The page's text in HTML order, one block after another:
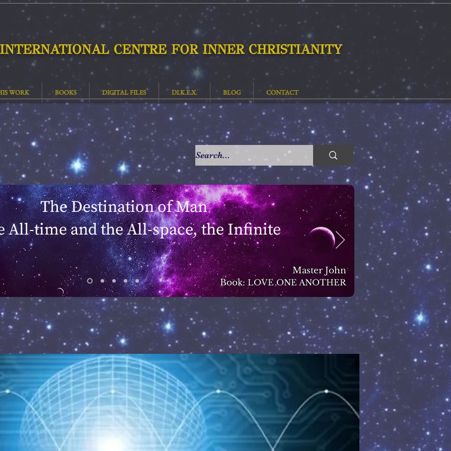
CENTRE FOR INNER CHRISTIANITY
WORK BOOKS DIGITAL FILES DI.K.E.X. BLOG CONTACT
The Destination of Man
All-time and the All-space, the Infinite
Master John
Book: LOVE ONE ANOTHER